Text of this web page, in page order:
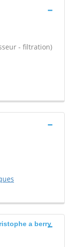
- filtration)
a berry